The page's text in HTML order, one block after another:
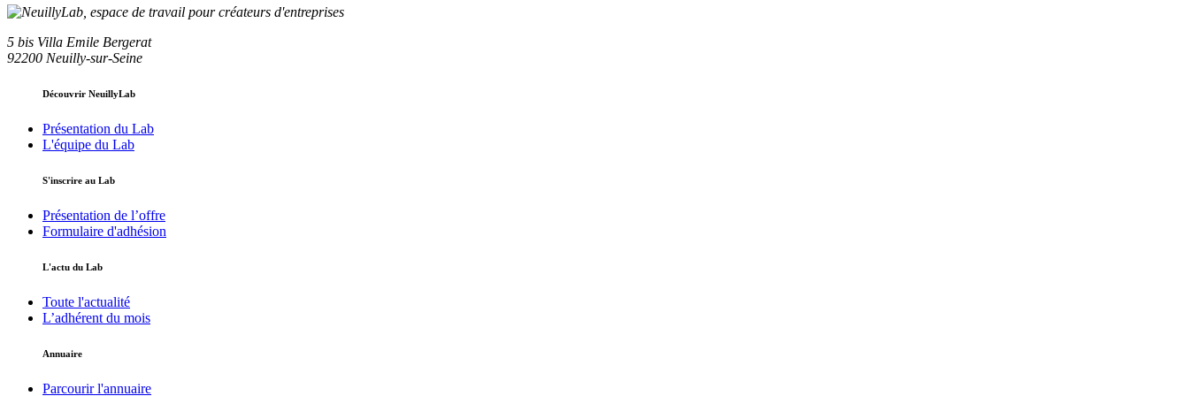
5 bis Villa Emile Bergerat
92200 Neuilly-sur-Seine
Découvrir NeuillyLab
Présentation du Lab
L'équipe du Lab
S'inscrire au Lab
Présentation de l’offre
Formulaire d'adhésion
L'actu du Lab
Toute l'actualité
L’adhérent du mois
Annuaire
Parcourir l'annuaire